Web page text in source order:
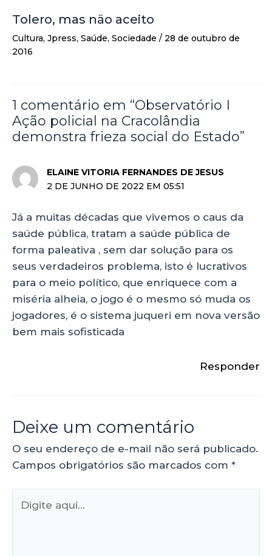
Tolero, mas não aceito
Cultura, Jpress, Saúde, Sociedade / 28 de outubro de
2016
1 comentário em “Observatório I
Ação policial na Cracolândia
demonstra frieza social do Estado”
ELAINE VITORIA FERNANDES DE JESUS
2 DE JUNHO DE 2022 EM 05:51
Já a muitas décadas que vivemos o caus da
saúde pública, tratam a saúde pública de
forma paleativa , sem dar solução para os
seus verdadeiros problema, isto é lucrativos
para o meio político, que enriquece com a
miséria alheia, o jogo é o mesmo só muda os
jogadores, é o sistema juqueri em nova versão
bem mais sofisticada
Responder
Deixe um comentário
O seu endereço de e-mail não será publicado.
Campos obrigatórios são marcados com *